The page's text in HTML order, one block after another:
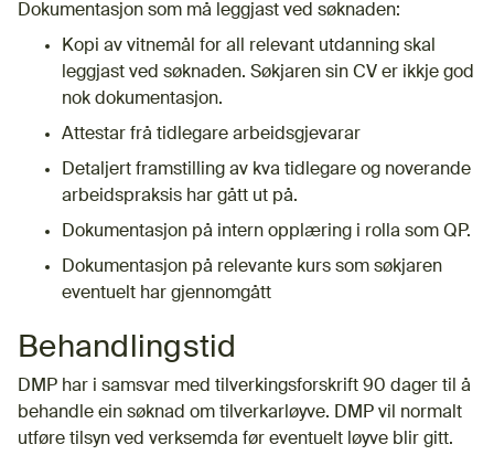
Dokumentasjon som må leggjast ved søknaden:
Kopi av vitnemål for all relevant utdanning skal
leggjast ved søknaden. Søkjaren sin CV er ikkje god
nok dokumentasjon.
Attestar frå tidlegare arbeidsgjevarar
Detaljert framstilling av kva tidlegare og noverande
arbeidspraksis har gått ut på.
Dokumentasjon på intern opplæring i rolla som QP.
Dokumentasjon på relevante kurs som søkjaren
eventuelt har gjennomgått
Behandlingstid
DMP har i samsvar med tilverkingsforskrift 90 dager til å
behandle ein søknad om tilverkarløyve. DMP vil normalt
utføre tilsyn ved verksemda før eventuelt løyve blir gitt.